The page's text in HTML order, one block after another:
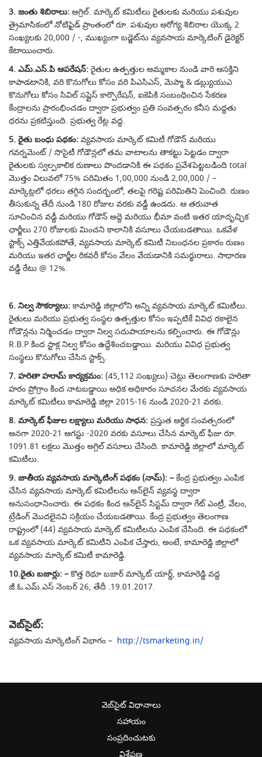
3. జంతు శిబిరాలు:అగ్రిల్. మార్కెట్ కమిటీలు రైతులకు మరియు పశువుల
త్రైమాసికంలో నోటిఫైడ్ ప్రాంతంలో రూ. పశువుల ఆరోగ్య శిబిరాల యొక్క 2
సంఖ్యలకు 20,000 / -, ముఖ్యంగా బడ్జెట్‌ను వ్యవసాయ మార్కెటింగ్ డైరెక్టర్
కేటాయించారు.
4. ఎమ్.ఎస్.పి ఆపరేషన్:రైతుల ఉత్పత్తుల అమ్మకాల నుండి వారి ఆసక్తిని
కాపాడటానికి, వరి కొనుగోలు కోసం వరి పిఎసిఎస్, మెప్మా & డబ్ల్యుయుఎ
కొనుగోలు కోసం సివిల్ సప్లైస్ కార్పొరేషన్, ఐకెపికి సంబంధించిన సేకరణ
కేంద్రాలను ప్రారంభించడం ద్వారా ప్రభుత్వం ప్రతి సంవత్సరం కనీస మద్దతు
ధరను ప్రకటిస్తుంది. ప్రభుత్వ రేట్ల వద్ద.
5. రైతు బంధు పథకం:వ్యవసాయ మార్కెట్ కమిటీ గోడౌన్ మరియు
గవర్నమెంట్ / సొసైటీ గోడౌన్లలో తమ వాటాలను తాకట్టు పెట్టడం ద్వారా
రైతులకు స్వల్పకాలిక రుణాలు పొందడానికి ఈ పథకం ప్రవేశపెట్టబడింది total
మొత్తం విలువలో 75% పరిమితం 1,00,000 నుండి 2,00,000 / –
మార్కెట్లలో ధరలు తగ్గిన సందర్భంలో, తలపై గరిష్ట పరిమితిని పెంచింది. రుణం
తీసుకున్న తేదీ నుండి 180 రోజుల వరకు వడ్డీ ఉండదు. ఆ తరువాత
సూచించిన వడ్డీ మరియు గోడౌన్ అద్దె మరియు భీమా వంటి ఇతర యాదృచ్ఛిక
ఛార్జీలు 270 రోజులకు మించని కాలానికి వసూలు చేయబడతాయి. ఒకవేళ
స్టాక్స్ ఎత్తివేయకపోతే, వ్యవసాయ మార్కెట్ కమిటీ నిబంధనల ప్రకారం రుణం
మరియు ఇతర ఛార్జీల రికవరీ కోసం వేలం వేయడానికి సమర్థురాలు. సాధారణ
వడ్డీ రేటు @ 12%.
6. నిల్వ సౌకర్యాలు:కామారెడ్డి జిల్లాలోని అన్ని వ్యవసాయ మార్కెట్ కమిటీలు.
రైతులు మరియు ప్రభుత్వ సంస్థల ఉత్పత్తుల కోసం ఇప్పటికే వివిధ రకాలైన
గోడౌన్లను నిర్మించడం ద్వారా నిల్వ సదుపాయాలను కల్పించారు. ఈ గోడౌన్లు
R.B.P కింద స్టాక్ల నిల్వ కోసం ఉద్దేశించబడ్డాయి. మరియు వివిధ ప్రభుత్వ
సంస్థలు కొనుగోలు చేసిన స్టాక్స్.
7. హరితా హరామ్ కార్యక్రమం: (45,112 సంఖ్యలు) చెట్లు తెలంగాణకు హరితా
హరం ప్రోగ్రాం కింద నాటబడ్డాయి అధిక అధికారం సూచనల మేరకు వ్యవసాయ
మార్కెట్ కమిటీలు కామారెడ్డి జిల్లా 2015-16 నుండి 2020-21 వరకు.
8. మార్కెట్ ఫీజుల లక్ష్యాలు మరియు సాధన:ప్రస్తుత ఆర్థిక సంవత్సరంలో
అనగా 2020-21 ఆగస్టు -2020 వరకు వసూలు చేసిన మార్కెట్ ఫీజు రూ.
1091.81 లక్షలు మొత్తం అగ్రిల్ వసూలు చేసింది. కామారెడ్డి జిల్లాలో మార్కెట్
కమిటీలు.
9. జాతీయ వ్యవసాయ మార్కెటింగ్ పథకం (నామ్): –కేంద్ర ప్రభుత్వం ఎంపిక
చేసిన వ్యవసాయ మార్కెట్ కమిటీలను ఆన్‌లైన్ వ్యవస్థ ద్వారా
అనుసంధానించారు. ఈ పథకం కింద ఆన్‌లైన్ సిస్టమ్ ద్వారా గేట్ ఎంట్రీ, వేలం,
ట్రేడింగ్ మొదలైనవి సక్రియం చేయబడతాయి. కేంద్ర ప్రభుత్వం తెలంగాణ
రాష్ట్రంలో (44) వ్యవసాయ మార్కెట్ కమిటీలను ఎంపిక చేసింది. ఈ పథకంలో
ఒక వ్యవసాయ మార్కెట్ కమిటీని ఎంపిక చేస్తారు, అంటే, కామారెడ్డి జిల్లాలో
వ్యవసాయ మార్కెట్ కమిటీ కామారెడ్డి.
10.రైతు బజార్లు: –కొత్త రిథూ బజార్ మార్కెట్ యార్డ్, కామారెడ్డి వద్ద
జీ.ఓ.ఎమ్.ఎస్ నెంబర్ 26, తేదీ .19.01.2017.
వెబ్‌సైట్:
వ్యవసాయ మార్కెటింగ్ విభాగం – http://tsmarketing.in/
వెబ్‌సైట్ విధానాలు
సహాయం
సంప్రదించుటకు
విశ్లేషణ